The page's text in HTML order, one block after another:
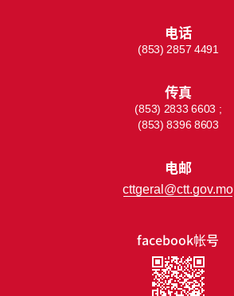
facebook帐号
电话
(853) 2857 4491
传真
(853) 2833 6603 ;
(853) 8396 8603
电邮
cttgeral@ctt.gov.mo